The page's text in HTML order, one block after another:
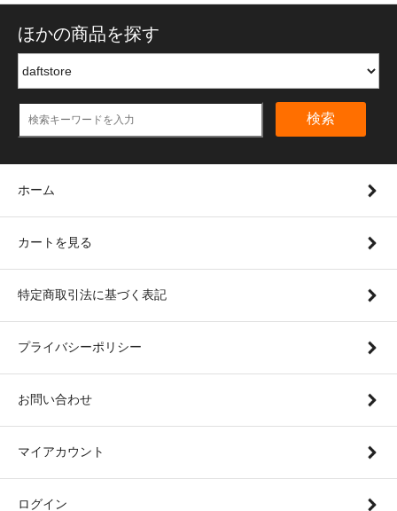
ほかの商品を探す
検索
ホーム
カートを見る
特定商取引法に基づく表記
プライバシーポリシー
お問い合わせ
マイアカウント
ログイン